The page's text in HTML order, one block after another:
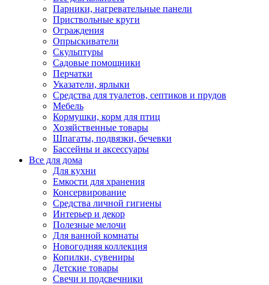
Парники, нагревательные панели
Приствольные круги
Ограждения
Опрыскиватели
Скульптуры
Садовые помощники
Перчатки
Указатели, ярлыки
Средства для туалетов, септиков и прудов
Мебель
Кормушки, корм для птиц
Хозяйственные товары
Шпагаты, подвязки, бечевки
Бассейны и аксессуары
Все для дома
Для кухни
Емкости для хранения
Консервирование
Средства личной гигиены
Интерьер и декор
Полезные мелочи
Для ванной комнаты
Новогодняя коллекция
Копилки, сувениры
Детские товары
Свечи и подсвечники